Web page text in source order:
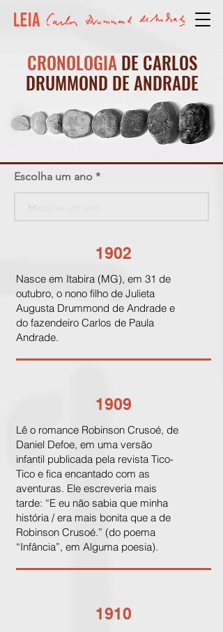
CRONOLOGIADE CARLOS
DRUMMOND DE ANDRADE
Escolha um ano
1902
Nasce em Itabira (MG), em 31 de
outubro, o nono filho de Julieta
Augusta Drummond de Andrade e
do fazendeiro Carlos de Paula
Andrade.
1909
Lê o romance Robinson Crusoé, de
Daniel Defoe, em uma versão
infantil publicada pela revista Tico-
Tico e fica encantado com as
aventuras. Ele escreveria mais
tarde: “E eu não sabia que minha
história / era mais bonita que a de
Robinson Crusoé.” (do poema
“Infância”, em Alguma poesia).
1910